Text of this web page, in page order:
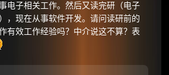
电子相关工作。然后又读完研（电子
，现在从事软件开发。请问读研前的
有效工作经验吗？中介说这不算？表